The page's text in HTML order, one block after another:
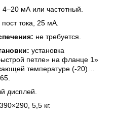
4–20 мА или частотный.
тока, 25 мА.
не требуется.
установка
петле» на фланце 1»
температуре (-20)…
дисплей.
5,5 кг.